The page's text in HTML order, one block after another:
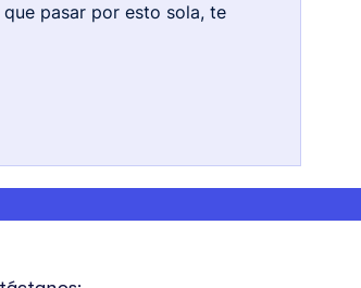
pasar por esto sola, te